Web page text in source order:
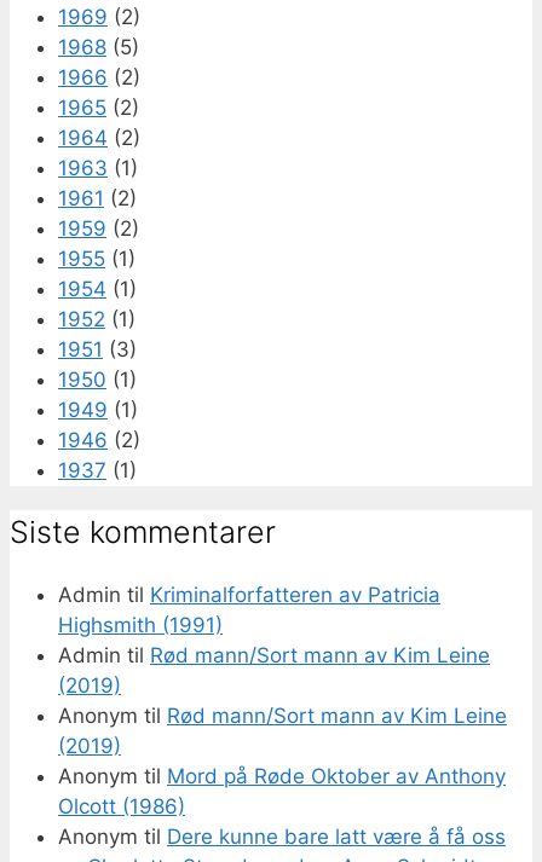
1969 (2)
1968 (5)
1966 (2)
1965 (2)
1964 (2)
1963 (1)
1961 (2)
1959 (2)
1955 (1)
1954 (1)
1952 (1)
1951 (3)
1950 (1)
1949 (1)
1946 (2)
1937 (1)
Siste kommentarer
Admin til Kriminalforfatteren av Patricia
Highsmith (1991)
Admin til Rød mann/Sort mann av Kim Leine
(2019)
Anonym til Rød mann/Sort mann av Kim Leine
(2019)
Anonym til Mord på Røde Oktober av Anthony
Olcott (1986)
Anonym til Dere kunne bare latt være å få oss